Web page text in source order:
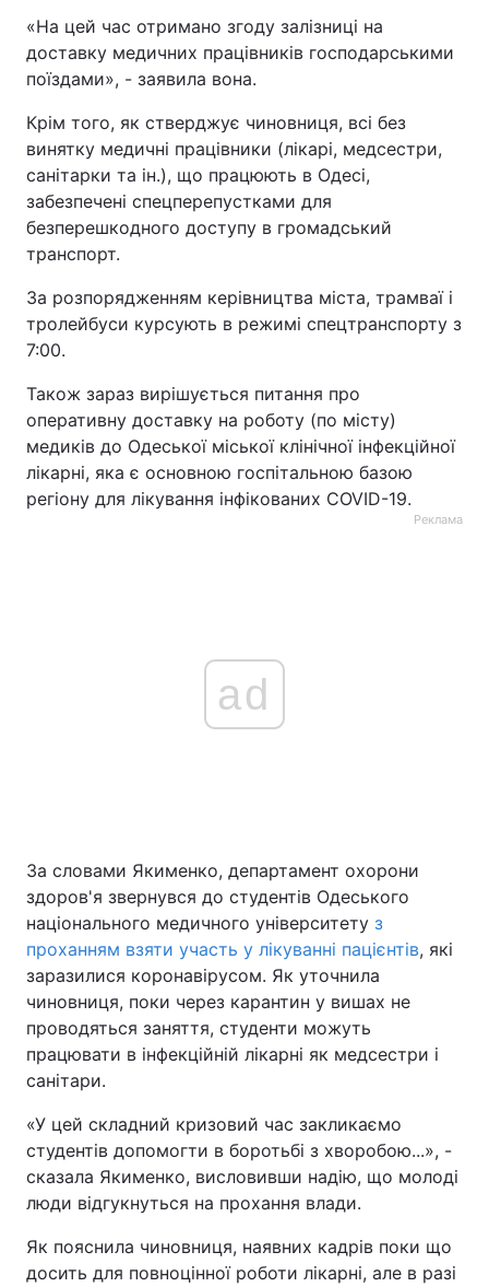
«На цей час отримано згоду залізниці на
доставку медичних працівників господарськими
поїздами», - заявила вона.
Крім того, як стверджує чиновниця, всі без
винятку медичні працівники (лікарі, медсестри,
санітарки та ін.), що працюють в Одесі,
забезпечені спецперепустками для
безперешкодного доступу в громадський
транспорт.
За розпорядженням керівництва міста, трамваї і
тролейбуси курсують в режимі спецтранспорту з
7:00.
Також зараз вирішується питання про
оперативну доставку на роботу (по місту)
медиків до Одеської міської клінічної інфекційної
лікарні, яка є основною госпітальною базою
регіону для лікування інфікованих COVID-19.
Реклама
ad
За словами Якименко, департамент охорони
здоров'я звернувся до студентів Одеського
національного медичного університету з
проханням взяти участь у лікуванні пацієнтів, які
заразилися коронавірусом. Як уточнила
чиновниця, поки через карантин у вишах не
проводяться заняття, студенти можуть
працювати в інфекційній лікарні як медсестри і
санітари.
«У цей складний кризовий час закликаємо
студентів допомогти в боротьбі з хворобою...», -
сказала Якименко, висловивши надію, що молоді
люди відгукнуться на прохання влади.
Як пояснила чиновниця, наявних кадрів поки що
досить для повноцінної роботи лікарні, але в разі